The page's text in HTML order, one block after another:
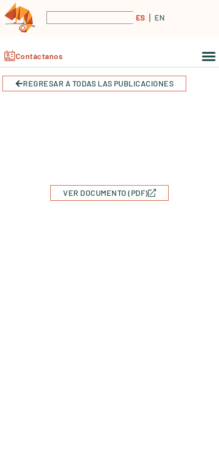
ES EN
Contáctanos
REGRESAR A TODAS LAS PUBLICACIONES
VER DOCUMENTO (PDF)